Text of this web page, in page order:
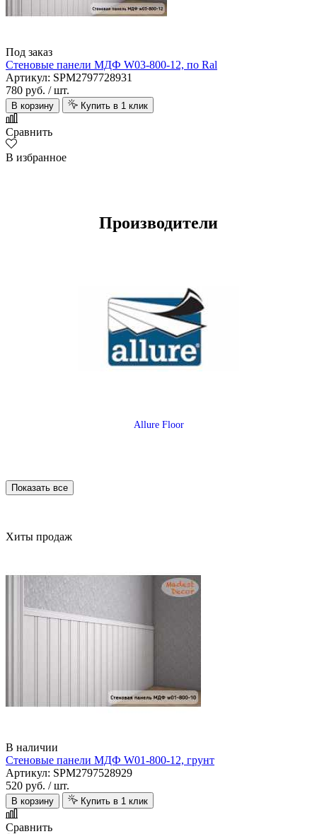
Под заказ
Стеновые панели МДФ W03-800-12, по Ral
Артикул: SPM2797728931
780 руб. / шт.
В корзину Купить в 1 клик
Сравнить
В избранное
Производители
Allure Floor
Alpine Floor
Показать все
Хиты продаж
В наличии
Стеновые панели МДФ W01-800-12, грунт
Артикул: SPM2797528929
520 руб. / шт.
В корзину Купить в 1 клик
Сравнить